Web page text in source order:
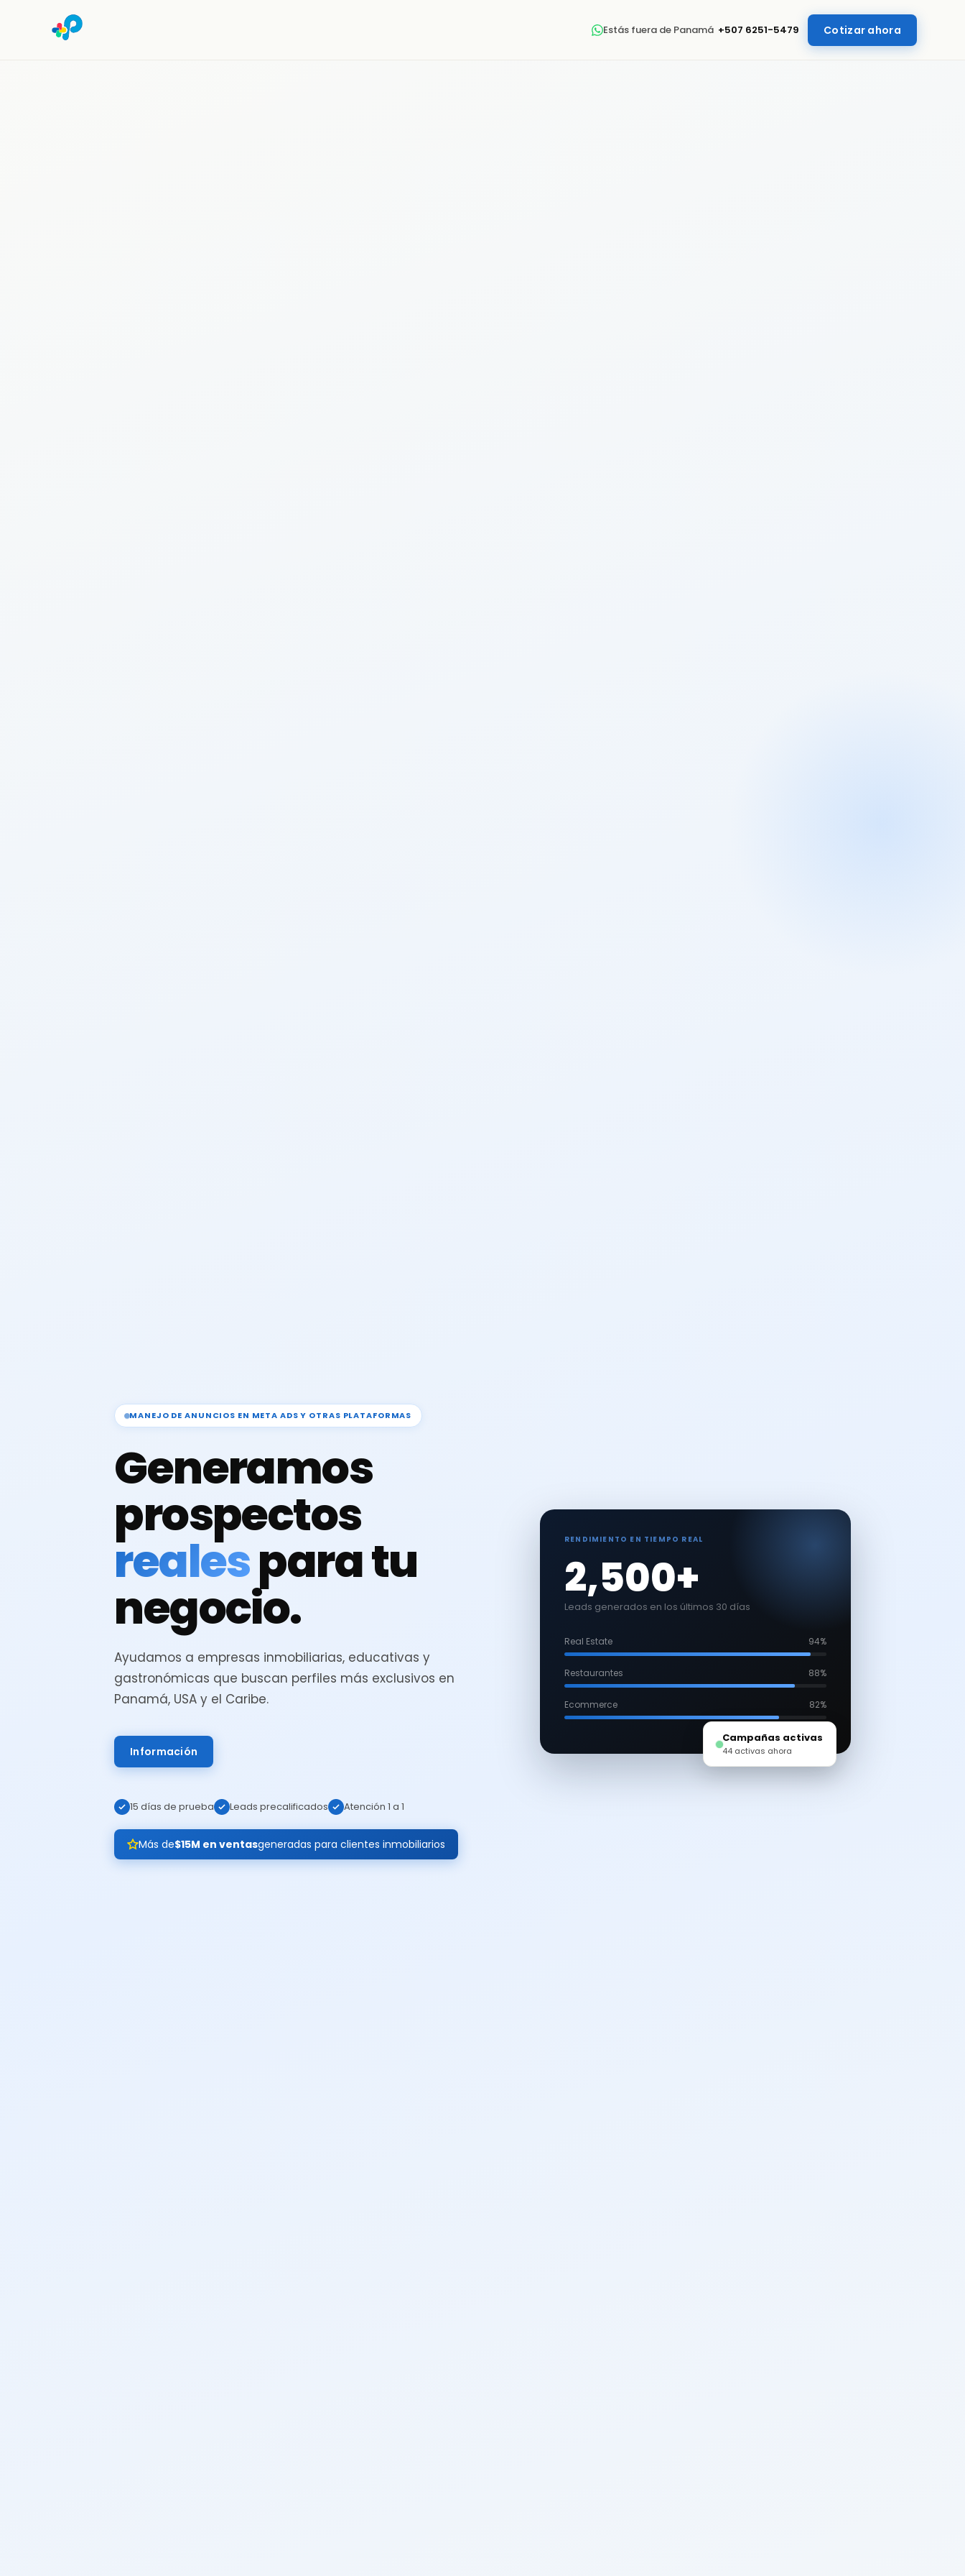
Estás fuera de Panamá +507 6251-5479 Cotizar ahora
MANEJO DE ANUNCIOS EN META ADS Y OTRAS PLATAFORMAS
Generamos
prospectos
realespara tu
negocio.
Ayudamos a empresas inmobiliarias, educativas y
gastronómicas que buscan perfiles más exclusivos en
Panamá, USA y el Caribe.
Información
15 días de prueba Leads precalificados Atención 1 a 1
Más de$15M en ventasgeneradas para clientes inmobiliarios
RENDIMIENTO EN TIEMPO REAL
2,500+
Leads generados en los últimos 30 días
Real Estate 94%
Restaurantes 88%
Ecommerce 82%
Campañas activas
44 activas ahora